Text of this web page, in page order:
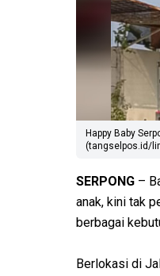
Happy Baby
(tangselpos.id/
SERPONG –
anak, kini tak
berbagai
Berlokasi di